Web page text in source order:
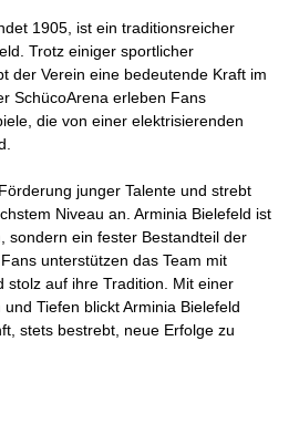
1905, ist ein traditionsreicher
Trotz einiger sportlicher
der Verein eine bedeutende Kraft im
SchücoArena erleben Fans
die von einer elektrisierenden
junger Talente und strebt
Niveau an. Arminia Bielefeld ist
sondern ein fester Bestandteil der
unterstützen das Team mit
stolz auf ihre Tradition. Mit einer
Tiefen blickt Arminia Bielefeld
stets bestrebt, neue Erfolge zu